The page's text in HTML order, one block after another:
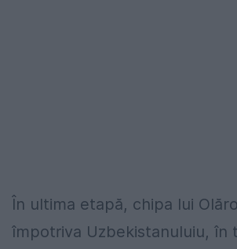
În ultima etapă, chipa lui
împotriva Uzbekistanuluiu, în